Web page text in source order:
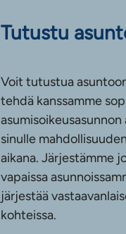
Tutustu
Voit tutustua
tehdä kanssamme
sinulle
aikana. Järjestämme
vapaissa
järjestää
kohteissa.